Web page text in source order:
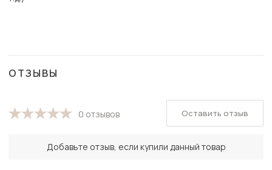
ОТЗЫВЫ
0 отзывов
Добавьте отзыв, если купили данный товар
Оставить отзыв